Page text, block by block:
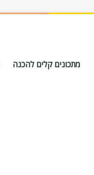
מתכונים קלים להכנה